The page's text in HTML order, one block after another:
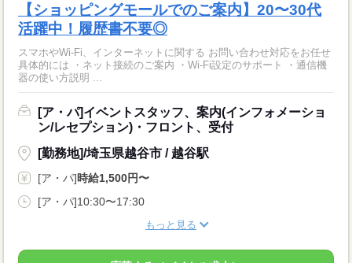
【ショッピングモールでのご案内】20〜30代
活躍中！履歴書不要◎
スマホやWi-Fi、インターネットに関する お問い合わせ対応をお任せ
具体的には ・ネット接続のご案内 ・Wi-Fi設定のサポート ・通信機
器の使い方説明 ...
[ア・パ]イベントスタッフ、案内(インフォメーショ
ン/レセプション)・フロント、受付
[勤務地]/埼玉県越谷市 / 越谷駅
[ア・パ]時給1,500円〜
[ア・パ]10:30〜17:30
もっと見る